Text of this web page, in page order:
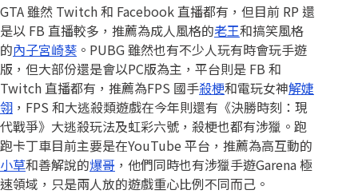
GTA 雖然 Twitch 和 Facebook 直播都有，但目前 RP 還
是以 FB 直播較多，推薦為成人風格的老王和搞笑風格
的內子宮崎葵 。PUBG 雖然也有不少人玩有時會玩手遊
版，但大部份還是會以PC版為主，平台則是 FB 和
Twitch 直播都有，推薦為FPS 國手殺梗和電玩女神解婕
翎 ，FPS 和大逃殺類遊戲在今年則還有《決勝時刻：現
代戰爭》大逃殺玩法及虹彩六號，殺梗也都有涉獵。跑
跑卡丁車目前主要是在YouTube 平台，推薦為高互動的
小草和善解說的爆哥 ，他們同時也有涉獵手遊Garena 極
速領域，只是兩人放的遊戲重心比例不同而己。